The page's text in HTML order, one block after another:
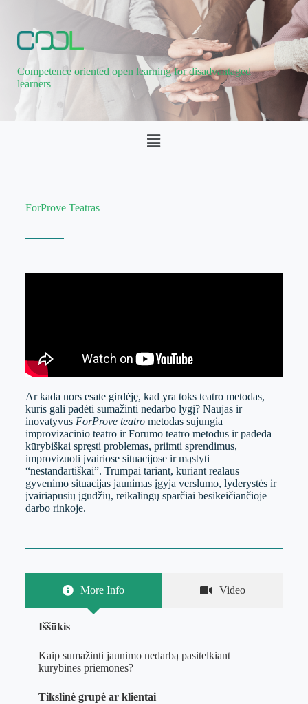
Competence oriented open learning for disadvantaged
learners
ForProve Teatras
Ar kada nors esate girdėję, kad yra toks teatro metodas,
kuris gali padėti sumažinti nedarbo lygį? Naujas ir
inovatyvus ForProve teatrometodas sujungia
improvizacinio teatro ir Forumo teatro metodus ir padeda
kūrybiškai spręsti problemas, priimti sprendimus,
improvizuoti įvairiose situacijose ir mąstyti
“nestandartiškai”. Trumpai tariant, kuriant realaus
gyvenimo situacijas jaunimas įgyja verslumo, lyderystės ir
įvairiapusių įgūdžių, reikalingų sparčiai besikeičiančioje
darbo rinkoje.
More Info Video
Iššūkis
Kaip sumažinti jaunimo nedarbą pasitelkiant
kūrybines priemones?
Tikslinė grupė ar klientai